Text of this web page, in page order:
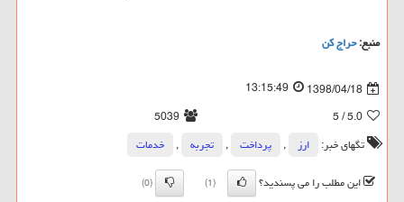
منبع:حراج كن
1398/04/18
13:15:49
5.0
/ 5
5039
تگهای خبر:
ارز , پرداخت , تجربه ,
خدمات
این مطلب را می پسندید؟
(1)
(0)